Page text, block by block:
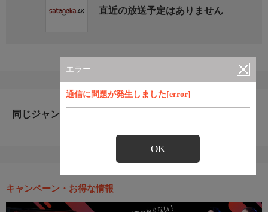
エラー
通信に問題が発生しました[error]
OK
直近の放送予定はありません
同じジャンルのおすすめ番組
キャンペーン・お得な情報